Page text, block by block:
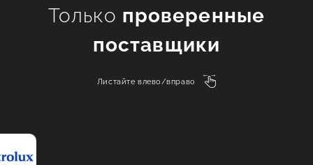
Только проверенные
поставщики
Листайте влево/вправо